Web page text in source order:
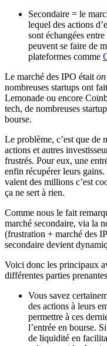
Secondaire = le
lequel des actions
sont échangées
peuvent se faire de
plateformes comme
Le marché des IPO était
nombreuses startups ont
Lemonade ou encore
tech, de nombreuses
bourse.
Le problème, c’est que de
actions et autres
frustrés. Pour eux, une
enfin récupérer leurs
valent des millions c’est
ça ne sert à rien.
Comme nous le fait
marché secondaire, via la
(frustration + marché des
secondaire devient
Voici donc les principaux
différentes parties
Vous savez
des actions à leurs
permettre à ces
l’entrée en bourse.
de liquidité en